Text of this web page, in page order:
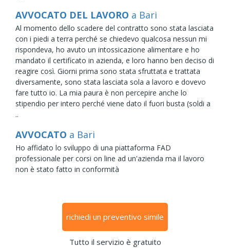
AVVOCATO DEL LAVORO a Bari
Al momento dello scadere del contratto sono stata lasciata
con i piedi a terra perché se chiedevo qualcosa nessun mi
rispondeva, ho avuto un intossicazione alimentare e ho
mandato il certificato in azienda, e loro hanno ben deciso di
reagire così. Giorni prima sono stata sfruttata e trattata
diversamente, sono stata lasciata sola a lavoro e dovevo
fare tutto io. La mia paura è non percepire anche lo
stipendio per intero perché viene dato il fuori busta (soldi a
..
AVVOCATO a Bari
Ho affidato lo sviluppo di una piattaforma FAD
professionale per corsi on line ad un'azienda ma il lavoro
non è stato fatto in conformità
richiedi un preventivo simile
Tutto il servizio è gratuito